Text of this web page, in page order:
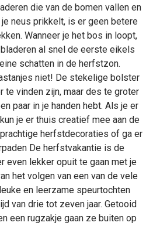
die van de bomen vallen en
neus prikkelt, is er geen betere
Wanneer je het bos in loopt,
al snel de eerste eikels
schatten in de herfstzon.
niet! De stekelige bolster
te vinden zijn, maar des te groter
paar in je handen hebt. Als je er
je er thuis creatief mee aan de
herfstdecoraties of ga er
De herfstvakantie is de
even lekker opuit te gaan met je
het volgen van een van de vele
en leerzame speurtochten
van drie tot zeven jaar. Getooid
een rugzakje gaan ze buiten op